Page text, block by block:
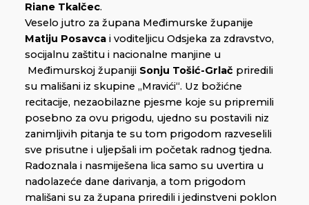
Riane Tkalčec.
Veselo jutro za župana Međimurske županije
Matiju Posavca i voditeljicu Odsjeka za zdravstvo,
socijalnu zaštitu i nacionalne manjine u
Međimurskoj županiji Sonju Tošić-Grlač priredili
su mališani iz skupine „Mravići“. Uz božićne
recitacije, nezaobilazne pjesme koje su pripremili
posebno za ovu prigodu, ujedno su postavili niz
zanimljivih pitanja te su tom prigodom razveselili
sve prisutne i uljepšali im početak radnog tjedna.
Radoznala i nasmiješena lica samo su uvertira u
nadolazeće dane darivanja, a tom prigodom
mališani su za župana priredili i jedinstveni poklon